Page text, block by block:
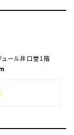
ール井口堂1階